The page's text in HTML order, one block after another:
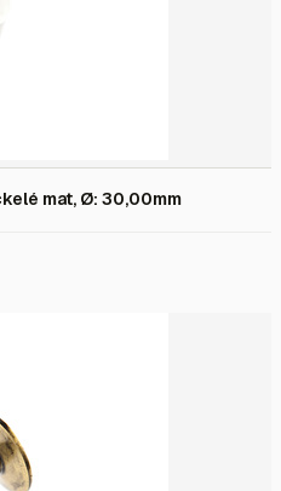
mat, Ø: 30,00mm